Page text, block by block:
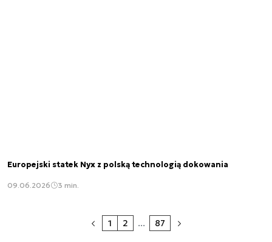
Europejski statek Nyx z polską technologią dokowania
09.06.2026 3 min.
1 2 ... 87